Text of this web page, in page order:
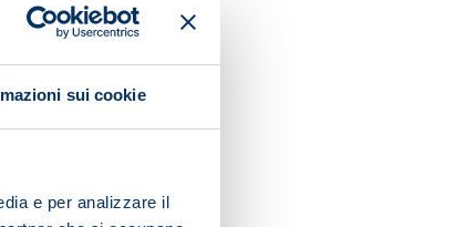
sui cookie
e per analizzare il